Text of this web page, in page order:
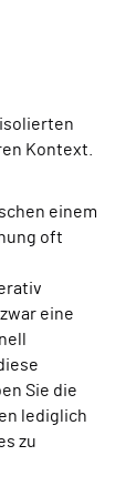
Kontext.
einem
oft
eine
Sie die
lediglich
zu